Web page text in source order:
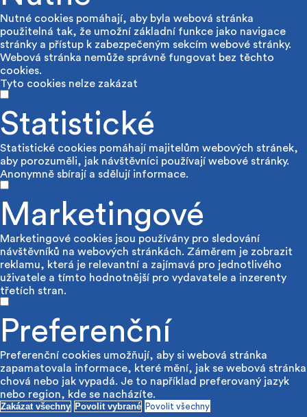
Nutné cookies pomáhají, aby byla webová stránka
použitelná tak, že umožní základní funkce jako navigace
stránky a přístup k zabezpečeným sekcím webové stránky.
Webová stránka nemůže správně fungovat bez těchto
cookies.
Tyto cookies nelze zakázat
Statistické
Statistické cookies pomáhají majitelům webových stránek,
aby porozuměli, jak návštěvníci používají webové stránky.
Anonymně sbírají a sdělují informace.
Marketingové
Marketingové cookies jsou používány pro sledování
návštěvníků na webových stránkách. Záměrem je zobrazit
reklamu, která je relevantní a zajímavá pro jednotlivého
uživatele a tímto hodnotnější pro vydavatele a inzerenty
třetích stran.
Preferenční
Preferenční cookies umožňují, aby si webová stránka
zapamatovala informace, které mění, jak se webová stránka
chová nebo jak vypadá. Je to například preferovaný jazyk
nebo region, kde se nacházíte.
Zakázat všechny Povolit vybrané